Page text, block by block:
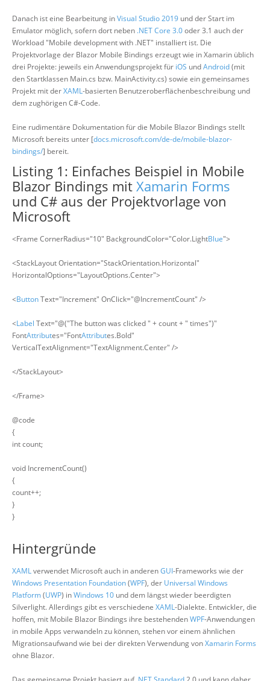
Danach ist eine Bearbeitung inVisual Studio 2019 und der Start im
Emulator möglich, sofern dort neben .NET Core 3.0oder 3.1 auch der
Workload "Mobile development with .NET" installiert ist. Die
Projektvorlage der Blazor Mobile Bindings erzeugt wie in Xamarin üblich
drei Projekte: jeweils ein Anwendungsprojekt für iOS undAndroid(mit
den Startklassen Main.cs bzw. MainActivity.cs) sowie ein gemeinsames
Projekt mit derXAML-basierten Benutzeroberflächenbeschreibung und
dem zughörigen C#-Code.
Eine rudimentäre Dokumentation für die Mobile Blazor Bindings stellt
Microsoft bereits unter [docs.microsoft.com/de-de/mobile-blazor-
bindings/] bereit.
Listing 1: Einfaches Beispiel in Mobile
Blazor Bindings mit Xamarin Forms
und C# aus der Projektvorlage von
Microsoft
<Frame CornerRadius="10" BackgroundColor="Color.LightBlue">
<StackLayout Orientation="StackOrientation.Horizontal"
HorizontalOptions="LayoutOptions.Center">
<ButtonText="Increment" OnClick="@IncrementCount" />
<Label Text="@("The button was clicked " + count + " times")"
FontAttributes="FontAttributes.Bold"
VerticalTextAlignment="TextAlignment.Center" />
</StackLayout>
</Frame>
@code
{
int count;
void IncrementCount()
{
count++;
}
}
Hintergründe
XAMLverwendet Microsoft auch in anderenGUI-Frameworks wie der
Windows Presentation Foundation(WPF), der Universal Windows
Platform(UWP) inWindows 10 und dem längst wieder beerdigten
Silverlight. Allerdings gibt es verschiedene XAML-Dialekte. Entwickler, die
hoffen, mit Mobile Blazor Bindings ihre bestehendenWPF-Anwendungen
in mobile Apps verwandeln zu können, stehen vor einem ähnlichen
Migrationsaufwand wie bei der direkten Verwendung vonXamarin Forms
ohne Blazor.